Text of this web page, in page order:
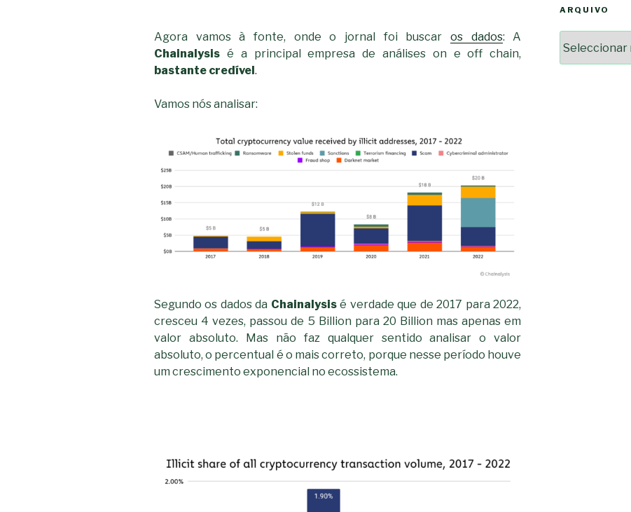
Agora vamos à fonte, onde o jornal foi buscar os dados: A
Chainalysis é a principal empresa de análises on e off chain,
bastante credível.
Vamos nós analisar:
Segundo os dados da Chainalysisé verdade que de 2017 para 2022,
cresceu 4 vezes, passou de 5 Billion para 20 Billion mas apenas em
valor absoluto. Mas não faz qualquer sentido analisar o valor
absoluto, o percentual é o mais correto, porque nesse período houve
um crescimento exponencial no ecossistema.
ARQUIVO